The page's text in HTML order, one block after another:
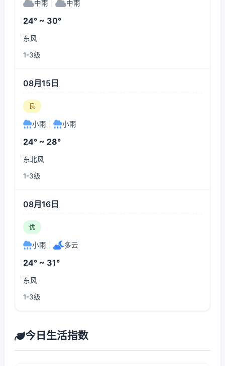
中雨 中雨
24° ~ 30°
东风
1-3级
08月15日
良
小雨 小雨
24° ~ 28°
东北风
1-3级
08月16日
优
小雨 多云
24° ~ 31°
东风
1-3级
今日生活指数